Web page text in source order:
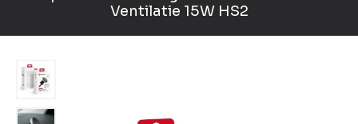
Ventilatie 15W HS2